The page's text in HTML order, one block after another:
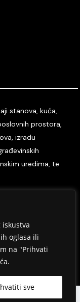
iskustva
oglasa ili
na "Prihvati
sve
stanova, kuća,
prostora,
izradu
uredima, te
WhatsApp